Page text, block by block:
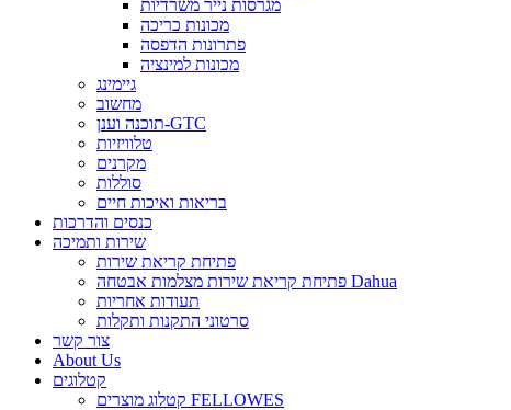
מגרסות נייר משרדיות
מכונות כריכה
פתרונות הדפסה
מכונות למינציה
גיימינג
מחשוב
תוכנה וענן-GTC
טלוויזיות
מקרנים
סוללות
בריאות ואיכות חיים
כנסים והדרכות
שירות ותמיכה
פתיחת קריאת שירות
פתיחת קריאת שירות מצלמות אבטחה Dahua
תעודות אחריות
סרטוני התקנות ותקלות
צור קשר
About Us
קטלוגים
קטלוג מוצרים FELLOWES